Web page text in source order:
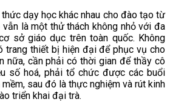
dạy học khác nhau cho đào tạo từ
là một thử thách không nhỏ với đa
sở giáo dục trên toàn quốc. Không
trang thiết bị hiện đại để phục vụ cho
nữa, cần phải có thời gian để thầy cô
số hoá, phải tổ chức được các buổi
sau đó là thực nghiệm và rút kinh
triển khai đại trà.